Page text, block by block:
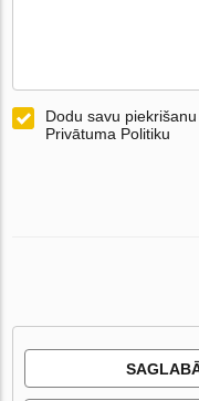
Dodu savu
Privātuma Politiku